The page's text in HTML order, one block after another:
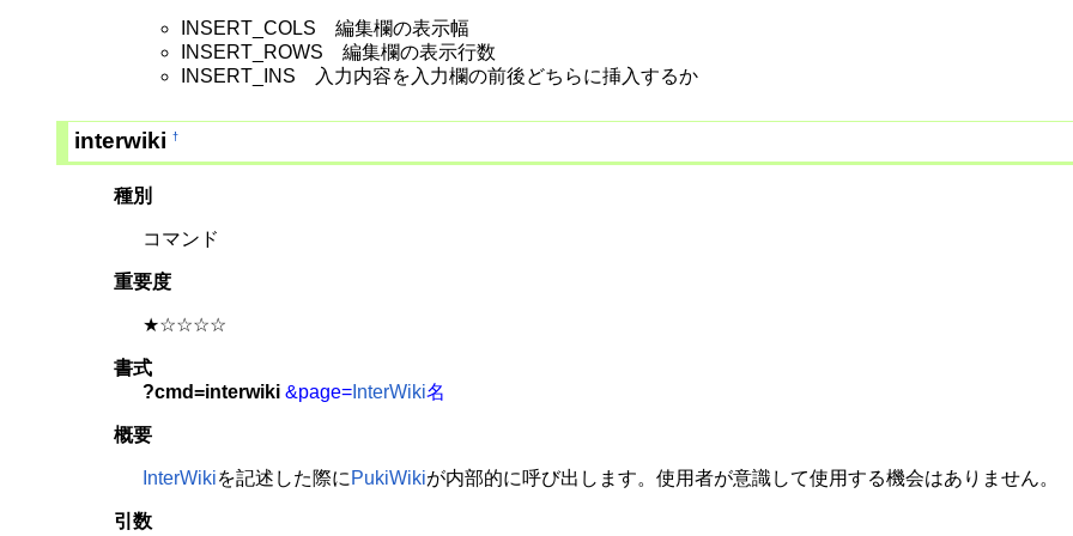
INSERT_COLS 編集欄の表示幅
INSERT_ROWS 編集欄の表示行数
INSERT_INS 入力内容を入力欄の前後どちらに挿入するか
interwiki†
種別
コマンド
重要度
★☆☆☆☆
書式
?cmd=interwiki &page=InterWiki名
概要
InterWikiを記述した際に PukiWikiが内部的に呼び出します。使用者が意識して使用する機会はありません。
引数